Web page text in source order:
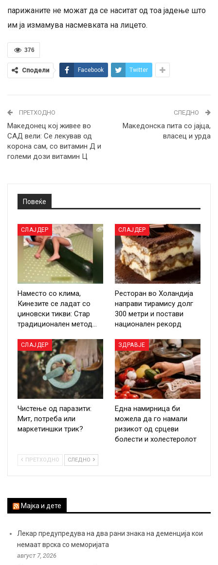
парижаните не можат да се наситат од тоа јадење што
им ја измамува насмевката на лицето.
376
Сподели Facebook Twitter
ПРЕТХОДНО
Македонец кој живее во
САД вели: Се лекував од
корона сам, со витамин Д и
големи дози витамин Ц
СЛЕДНО
Македонска пита со јајца,
власец и урда
Повеќе
СЛАЈДЕР
Наместо со клима,
Кинезите се ладат со
џиновски тикви: Стар
традиционален метод…
СЛАЈДЕР
Ресторан во Холандија
направи тирамису долг
300 метри и постави
национален рекорд
СЛАЈДЕР
Чистење од паразити:
Мит, потреба или
маркетиншки трик?
ЗДРАВЈЕ
Една намирница би
можела да го намали
ризикот од срцеви
болести и холестеролот
ПРЕТХОДНО СЛЕДНО
Мајка и дете
Лекар предупредува на два рани знака на деменција кои
немаат врска со меморијата
август 7, 2026